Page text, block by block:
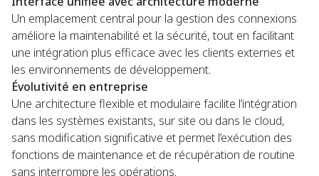
Un emplacement central pour la gestion des connexions
améliore la maintenabilité et la sécurité, tout en facilitant
une intégration plus efficace avec les clients externes et
les environnements de développement.
Évolutivité en entreprise
Une architecture flexible et modulaire facilite l’intégration
dans les systèmes existants, sur site ou dans le cloud,
sans modification significative et permet l’exécution des
fonctions de maintenance et de récupération de routine
sans interrompre les opérations.